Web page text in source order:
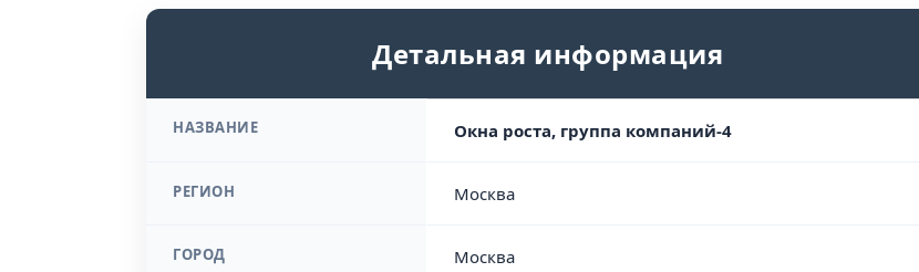
Детальная информация
НАЗВАНИЕ Окна роста, группа компаний-4
РЕГИОН Москва
ГОРОД Москва